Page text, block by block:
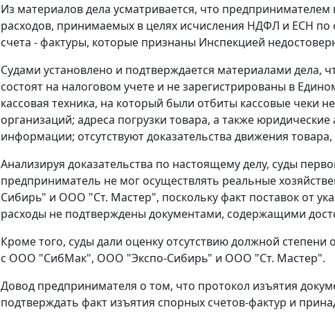
Из материалов дела усматривается, что
расходов, принимаемых в целях исчисления НДФЛ и ЕСН
счета - фактуры, которые признаны Инспекцией
Судами установлено и подтверждается материалами
состоят на налоговом учете и не зарегистрированы в
кассовая техника, на который были отбиты кассовые чеки
организаций; адреса погрузки товара, а также
информации; отсутствуют доказательства движения
Анализируя доказательства по настоящему делу, суды
предприниматель не мог осуществлять реальные
Сибирь" и ООО "Ст. Мастер", поскольку факт поставок от
расходы не подтверждены документами, содержащими
Кроме того, суды дали оценку отсутствию должной
с ООО "СибМак", ООО "Экспо-Сибирь" и ООО "Ст. Мастер".
Довод предпринимателя о том, что протокол изъятия
подтверждать факт изъятия спорных счетов-фактур и